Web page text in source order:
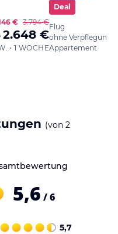
€ 3.794 €
2.648 €
• 1 WOCHE
Deal
Flug
ohne Verpflegung
Appartement
(von 2
5,6 / 6
5,7